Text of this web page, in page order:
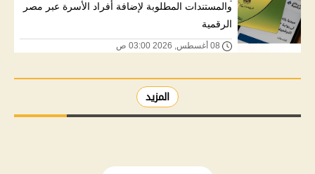
والمستندات المطلوبة لإضافة أفراد الأسرة عبر مصر
الرقمية
المزيد